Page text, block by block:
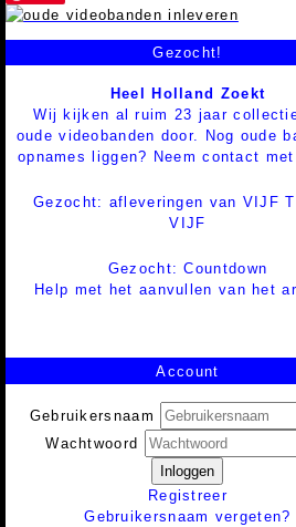
Gezocht!
Heel Holland Zoekt
Wij kijken al ruim 23 jaar
oude videobanden door. Nog oude
opnames liggen? Neem contact
Gezocht: afleveringen van VIJF
VIJF
Gezocht: Countdown
Help met het aanvullen van het
Account
Gebruikersnaam
Wachtwoord
Inloggen
Registreer
Gebruikersnaam vergeten?